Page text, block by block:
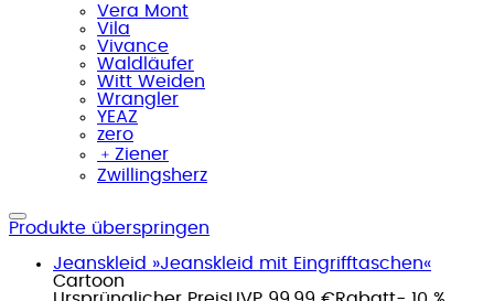
Vera Mont
Vila
Vivance
Waldläufer
Witt Weiden
Wrangler
YEAZ
zero
﹢ Ziener
Zwillingsherz
Produkte überspringen
Jeanskleid »Jeanskleid mit Eingrifftaschen«
Cartoon